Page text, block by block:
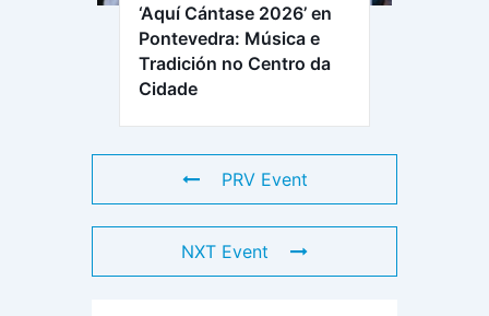
‘Aquí Cántase 2026’ en
Pontevedra: Música e
Tradición no Centro da
Cidade
PRV Event
NXT Event